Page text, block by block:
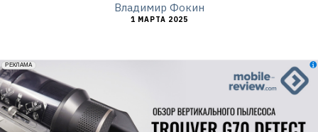
Владимир Фокин
1 МАРТА 2025
erid: 2VfnxxmNzs5
РЕКЛАМА